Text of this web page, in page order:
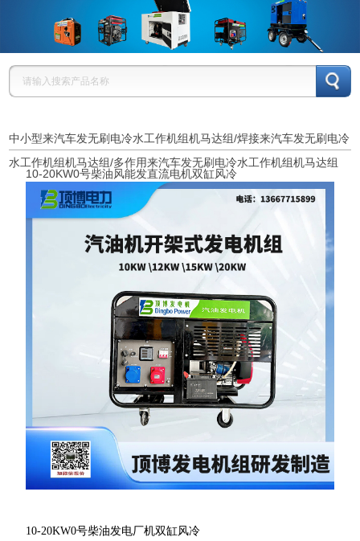
中小型来汽车发无刷电冷水工作机组机马达组/焊接来汽车发无刷电冷
水工作机组机马达组/多作用来汽车发无刷电冷水工作机组机马达组
10-20KW0号柴油风能发直流电机双缸风冷
10-20KW0号柴油发电厂机双缸风冷